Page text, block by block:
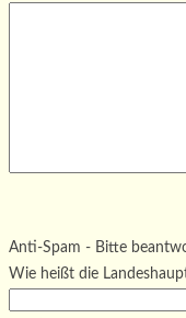
Bitte lasse dieses Feld leer.
Anti-Spam - Bitte
Wie heißt die